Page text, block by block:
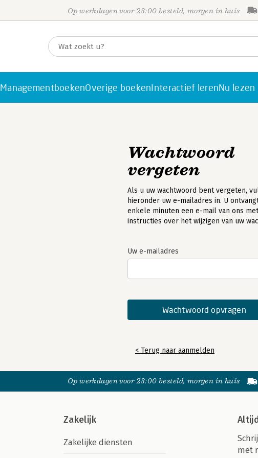
Op werkdagen voor 23:00 besteld, morgen in huis
ManagementboekenOverige boekenInteractief lerenNu lezen
Wachtwoord
vergeten
Als u uw wachtwoord bent vergeten,
hieronder uw e-mailadres in. U
enkele minuten een e-mail van ons
instructies over het wijzigen van uw
Uw e-mailadres
< Terug naar aanmelden
Op werkdagen voor 23:00 besteld, morgen in huis
Zakelijk
Zakelijke diensten
met